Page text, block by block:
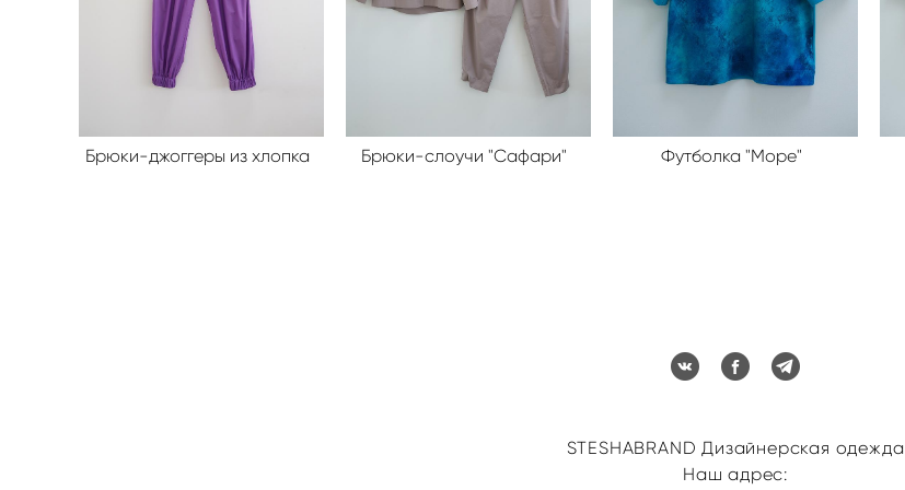
Брюки-джоггеры из хлопка Брюки-слоучи "Сафари" Футболка "Море"
STESHABRAND Дизайнерская одежда
Наш адрес: